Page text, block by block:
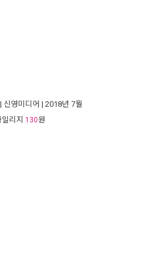
신영미디어 | 2018년 7월
리지 130원